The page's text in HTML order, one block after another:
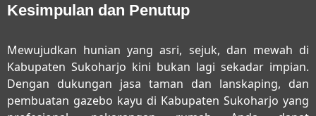
Kesimpulan dan Penutup
Mewujudkan hunian yang asri, sejuk, dan mewah di
Kabupaten Sukoharjo kini bukan lagi sekadar impian.
Dengan dukungan jasa taman dan lanskaping, dan
pembuatan gazebo kayu di Kabupaten Sukoharjo yang